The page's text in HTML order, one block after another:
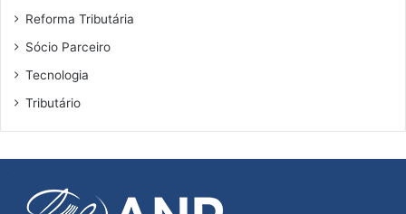
Reforma Tributária
Sócio Parceiro
Tecnologia
Tributário